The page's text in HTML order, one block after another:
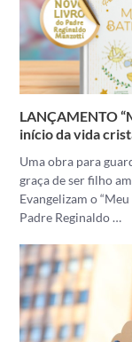
LANÇAMENTO
início da vida
Uma obra para
graça de ser filho
Evangelizam o
Padre Reginaldo …